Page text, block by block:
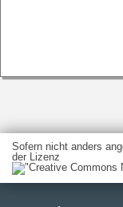
Sofern nicht anders
der Lizenz